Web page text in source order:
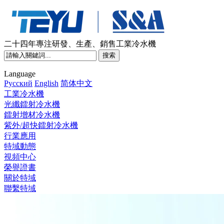
二十四年專注研發、生產、銷售工業冷水機
Language
Pусский English 简体中文
工業冷水機
光纖鐳射冷水機
鐳射增材冷水機
紫外/超快鐳射冷水機
行業應用
特域動態
視頻中心
榮譽證書
關於特域
聯繫特域